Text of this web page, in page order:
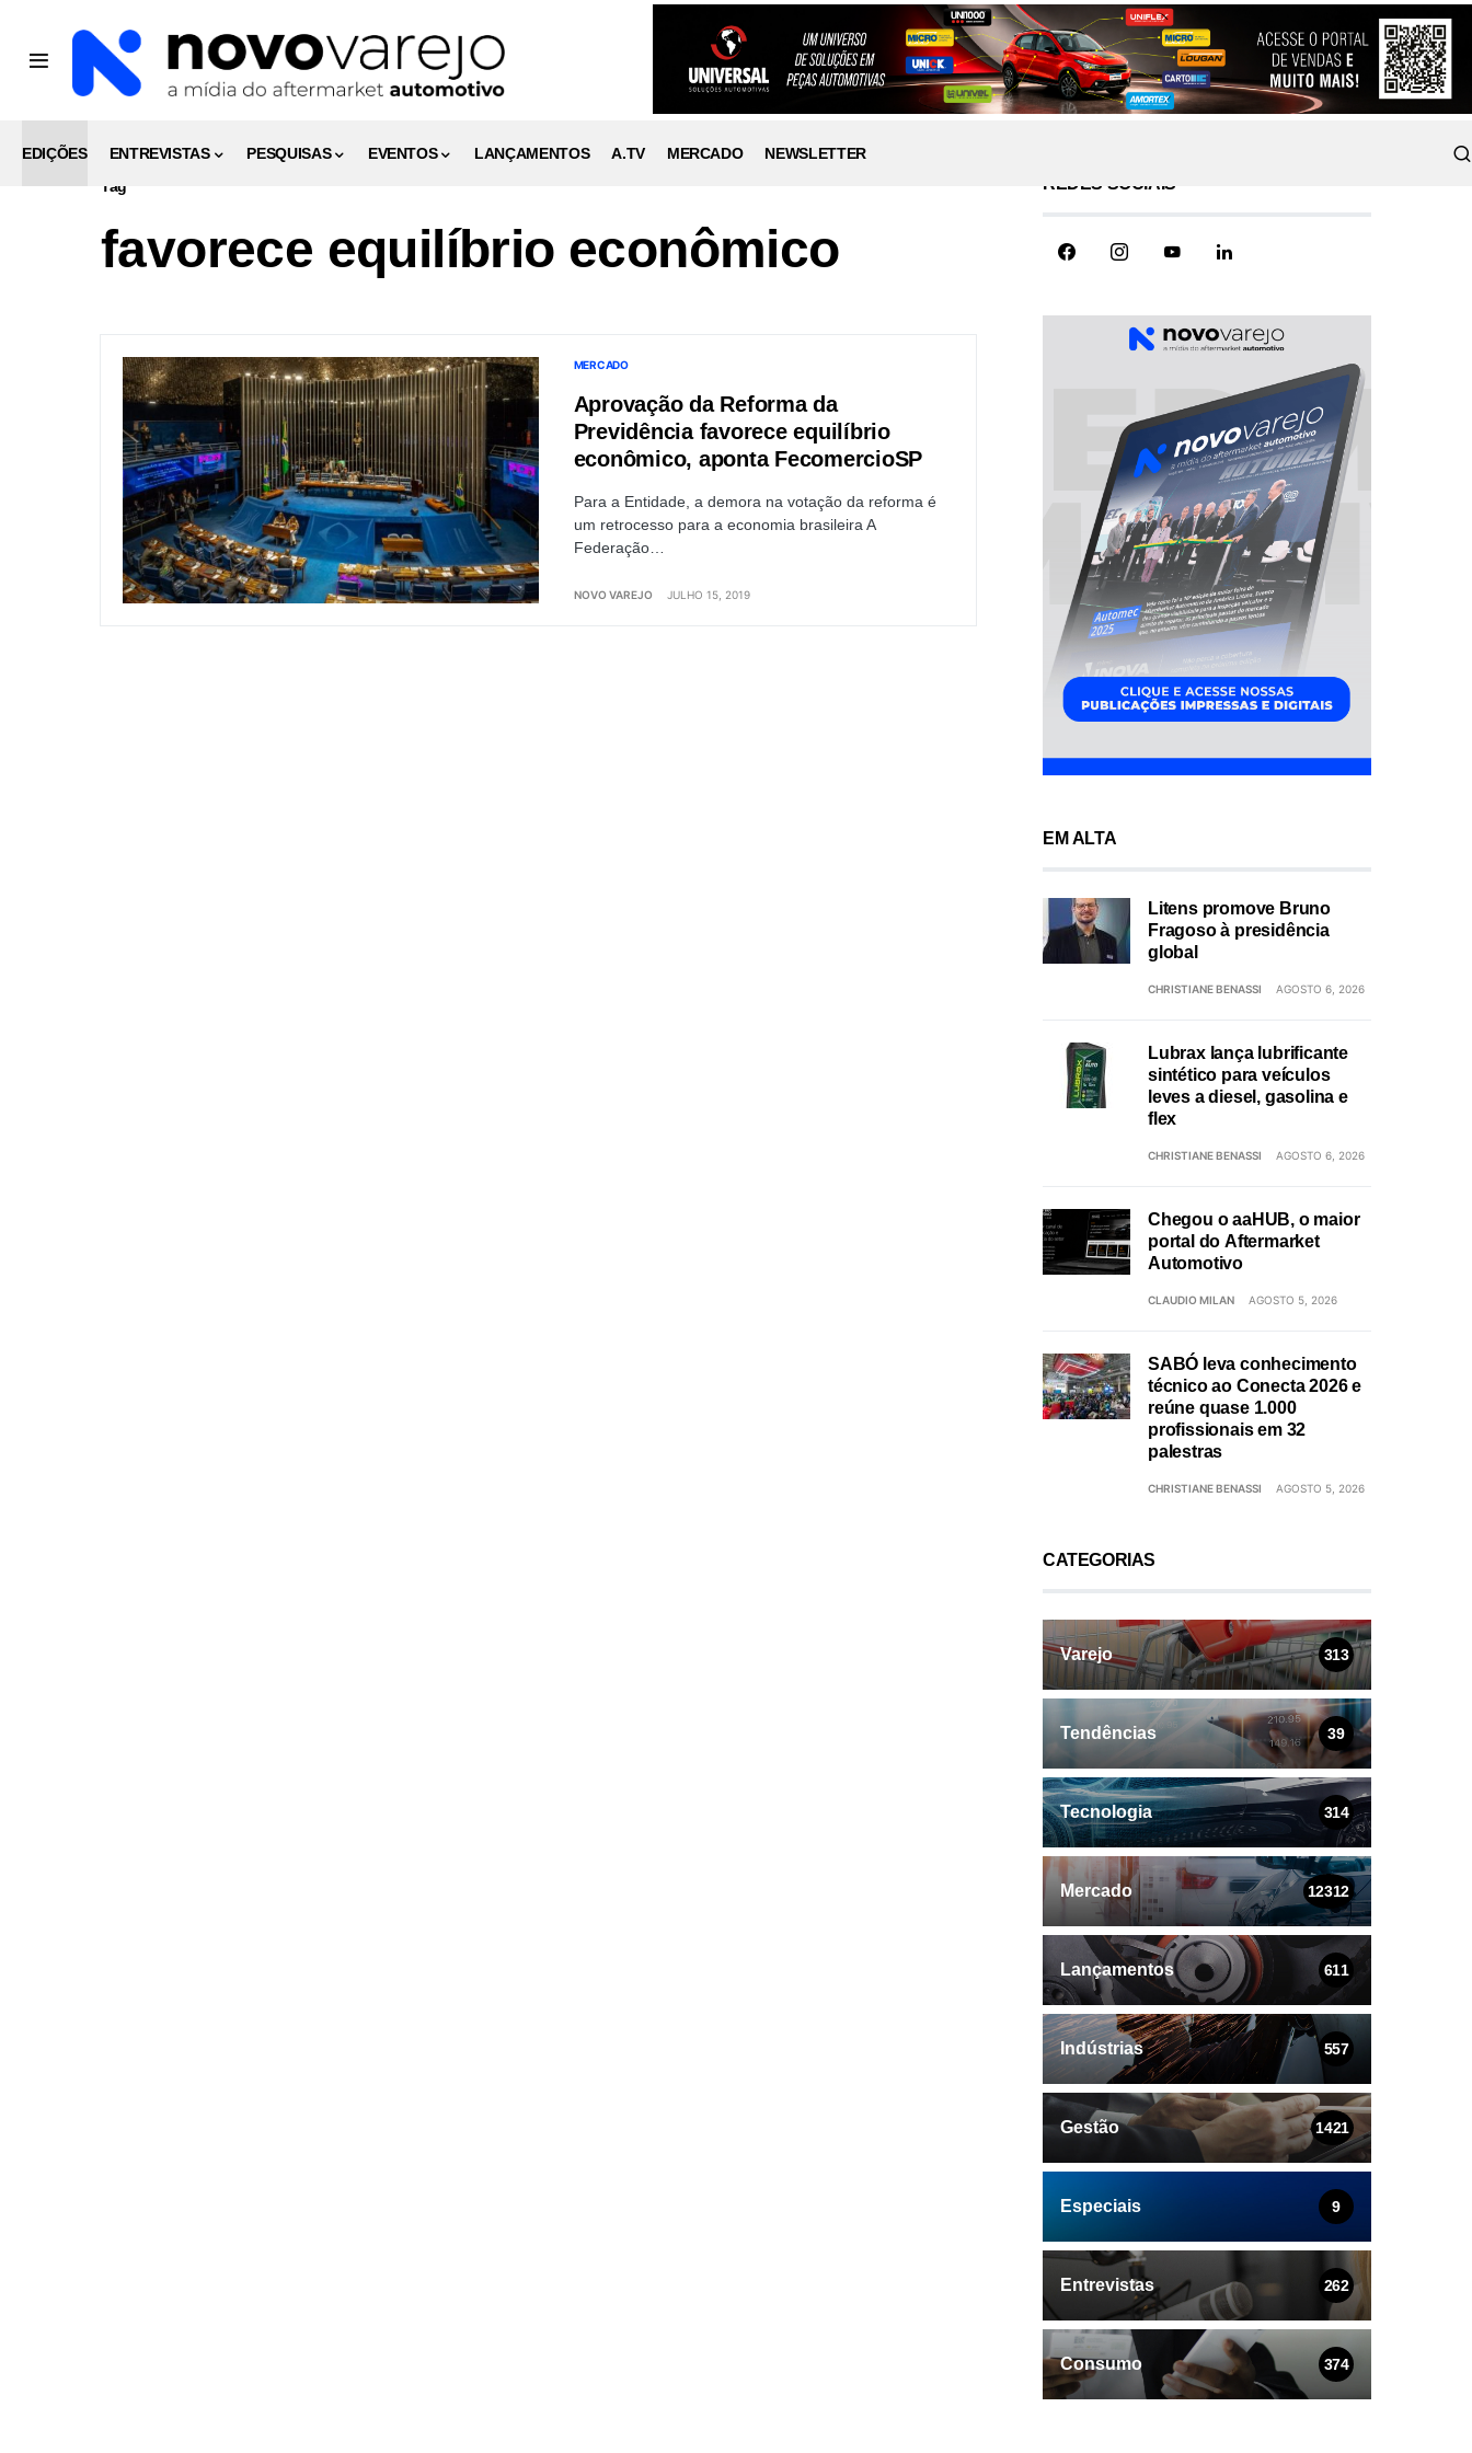
EDIÇÕES ENTREVISTAS PESQUISAS EVENTOS LANÇAMENTOS A.TV MERCADO
NEWSLETTER
Tag
favorece equilíbrio econômico
MERCADO
Aprovação da Reforma da
Previdência favorece equilíbrio
econômico, aponta FecomercioSP
Para a Entidade, a demora na votação da reforma é
um retrocesso para a economia brasileira A
Federação…
NOVO VAREJO JULHO 15, 2019
REDES SOCIAIS
EM ALTA
Litens promove Bruno
Fragoso à presidência
global
CHRISTIANE BENASSI AGOSTO 6, 2026
Lubrax lança lubrificante
sintético para veículos
leves a diesel, gasolina e
flex
CHRISTIANE BENASSI AGOSTO 6, 2026
Chegou o aaHUB, o maior
portal do Aftermarket
Automotivo
CLAUDIO MILAN AGOSTO 5, 2026
SABÓ leva conhecimento
técnico ao Conecta 2026 e
reúne quase 1.000
profissionais em 32
palestras
CHRISTIANE BENASSI AGOSTO 5, 2026
CATEGORIAS
Varejo 313
Tendências 39
Tecnologia 314
Mercado 12312
Lançamentos 611
Indústrias 557
Gestão 1421
Especiais 9
Entrevistas 262
Consumo 374